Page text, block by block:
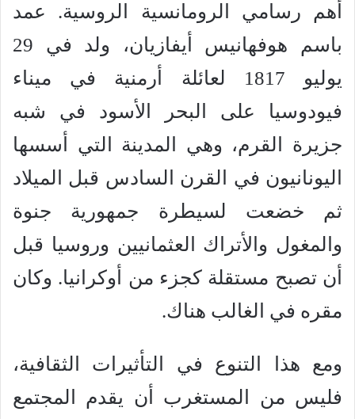
أهم رسامي الرومانسية الروسية. عمد
باسم هوفهانيس أيفازيان، ولد في 29
يوليو 1817 لعائلة أرمنية في ميناء
فيودوسيا على البحر الأسود في شبه
جزيرة القرم، وهي المدينة التي أسسها
اليونانيون في القرن السادس قبل الميلاد
ثم خضعت لسيطرة جمهورية جنوة
والمغول والأتراك العثمانيين وروسيا قبل
أن تصبح مستقلة كجزء من أوكرانيا. وكان
مقره في الغالب هناك.
ومع هذا التنوع في التأثيرات الثقافية،
فليس من المستغرب أن يقدم المجتمع